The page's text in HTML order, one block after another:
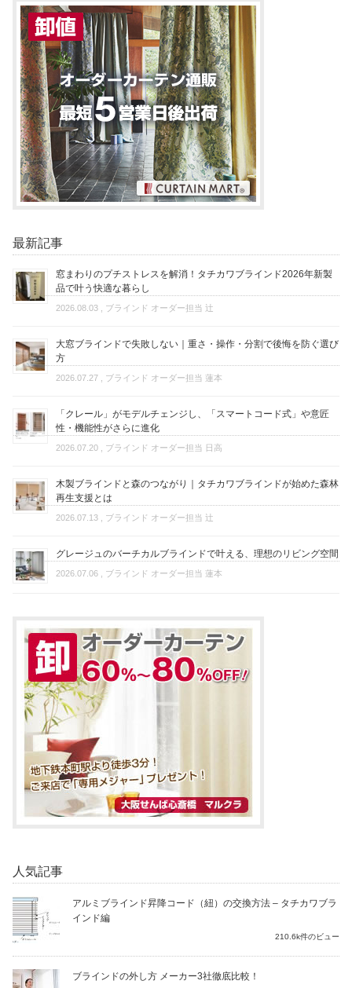
最新記事
窓まわりのプチストレスを解消！タチカワブラインド2026年新製
品で叶う快適な暮らし
2026.08.03 , ブラインド オーダー担当 辻
大窓ブラインドで失敗しない｜重さ・操作・分割で後悔を防ぐ選び
方
2026.07.27 , ブラインド オーダー担当 蓮本
「クレール」がモデルチェンジし、「スマートコード式」や意匠
性・機能性がさらに進化
2026.07.20 , ブラインド オーダー担当 日高
木製ブラインドと森のつながり｜タチカワブラインドが始めた森林
再生支援とは
2026.07.13 , ブラインド オーダー担当 辻
グレージュのバーチカルブラインドで叶える、理想のリビング空間
2026.07.06 , ブラインド オーダー担当 蓮本
人気記事
アルミブラインド昇降コード（紐）の交換方法 – タチカワブラ
インド編
210.6k件のビュー
ブラインドの外し方 メーカー3社徹底比較！